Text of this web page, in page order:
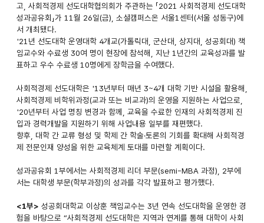
고, 사회적경제 선도대학협의회가 주관하는 「2021 사회적경제 선도대학
성과공유회」가 11월 26일(금), 소셜캠퍼스온 서울1센터(서울 성동구)에
서 개최됐다.
'21년 선도대학 운영대학 4개교(가톨릭대, 군산대, 상지대, 성공회대) 책
임교수와 수료생 30여 명이 현장에 참석해, 지난 1년간의 교육성과를 발
표하고 우수 수료생 10명에게 장학금을 수여했다.
사회적경제 선도대학은 '13년부터 매년 3~4개 대학 기반 시설을 활용해,
사회적경제 비학위과정(교과 또는 비교과)의 운영을 지원하는 사업으로,
'20년부터 사업 명칭 변경과 함께, 교육을 수료한 인재의 사회적경제 진
입과 경력개발을 지원하기 위해 사업내용 일부를 재편했다.
향후, 대학 간 교류 형성 및 학제 간 학술·토론의 기회를 확대해 사회적경
제 전문인재 양성을 위한 교육체계 토대를 마련할 계획이다.
성과공유회 1부에서는 사회적경제 리더 부문(semi-MBA 과정), 2부에
서는 대학생 부문(학부과정)의 성과를 각각 발표하고 평가했다.
<1부> 성공회대학교 이상훈 책임교수는 3년 연속 선도대학을 운영한 경
험을 바탕으로 “사회적경제 선도대학은 지역과 연계를 통해 대학이 사회